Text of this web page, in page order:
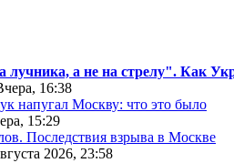
лучника, а не на стрелу". Как
16:38
напугал Москву: что это было
15:29
Последствия взрыва в Москве
2026, 23:58